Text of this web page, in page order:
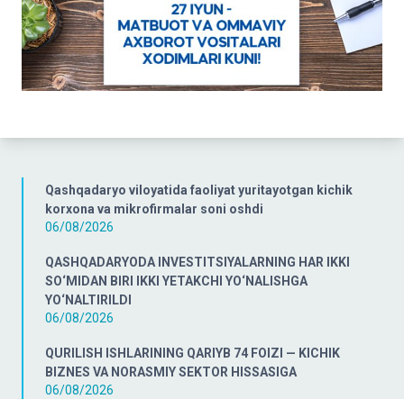
Qashqadaryo viloyatida faoliyat yuritayotgan kichik
korxona va mikrofirmalar soni oshdi
06/08/2026
QASHQADARYODA INVESTITSIYALARNING HAR IKKI
SO‘MIDAN BIRI IKKI YETAKCHI YO‘NALISHGA
YO‘NALTIRILDI
06/08/2026
QURILISH ISHLARINING QARIYB 74 FOIZI — KICHIK
BIZNES VA NORASMIY SEKTOR HISSASIGA
06/08/2026